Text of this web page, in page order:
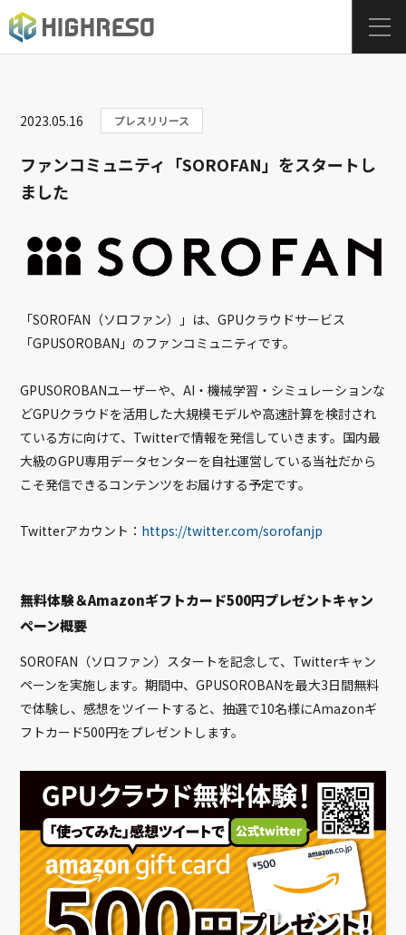
2023.05.16 プレスリリース
ファンコミュニティ「SOROFAN」をスタートし
ました
「SOROFAN（ソロファン）」は、GPUクラウドサービス
「GPUSOROBAN」のファンコミュニティです。
GPUSOROBANユーザーや、AI・機械学習・シミュレーションな
どGPUクラウドを活用した大規模モデルや高速計算を検討され
ている方に向けて、Twitterで情報を発信していきます。国内最
大級のGPU専用データセンターを自社運営している当社だから
こそ発信できるコンテンツをお届けする予定です。
Twitterアカウント： https://twitter.com/sorofanjp
無料体験＆Amazonギフトカード500円プレゼントキャン
ペーン概要
SOROFAN（ソロファン）スタートを記念して、Twitterキャン
ペーンを実施します。期間中、GPUSOROBANを最大3日間無料
で体験し、感想をツイートすると、抽選で10名様にAmazonギ
フトカード500円をプレゼントします。